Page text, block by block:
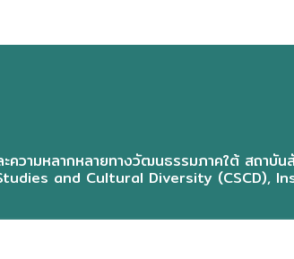
ความหลากหลายทางวัฒนธรรมภาคใต้ สถาบัน
and Cultural Diversity (CSCD),